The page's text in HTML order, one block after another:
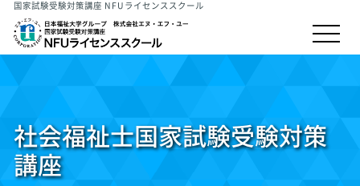
国家試験受験対策講座 NFUライセンススクール
社会福祉士国家試験受験対策
講座